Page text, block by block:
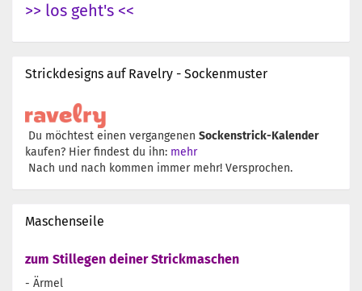
>> los geht's <<
Strickdesigns auf Ravelry - Sockenmuster
Du möchtest einen vergangenen Sockenstrick-Kalender
kaufen? Hier findest du ihn: mehr
Nach und nach kommen immer mehr! Versprochen.
Maschenseile
zum Stillegen deiner Strickmaschen
- Ärmel